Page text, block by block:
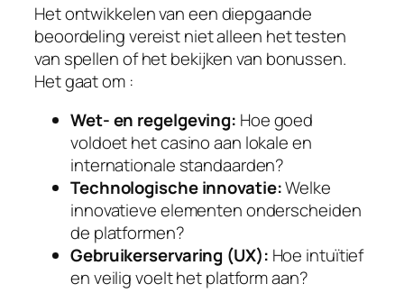
Het ontwikkelen van een diepgaande
beoordeling vereist niet alleen het testen
van spellen of het bekijken van bonussen.
Het gaat om :
Wet- en regelgeving: Hoe goed
voldoet het casino aan lokale en
internationale standaarden?
Technologische innovatie:Welke
innovatieve elementen onderscheiden
de platformen?
Gebruikerservaring (UX): Hoe intuïtief
en veilig voelt het platform aan?